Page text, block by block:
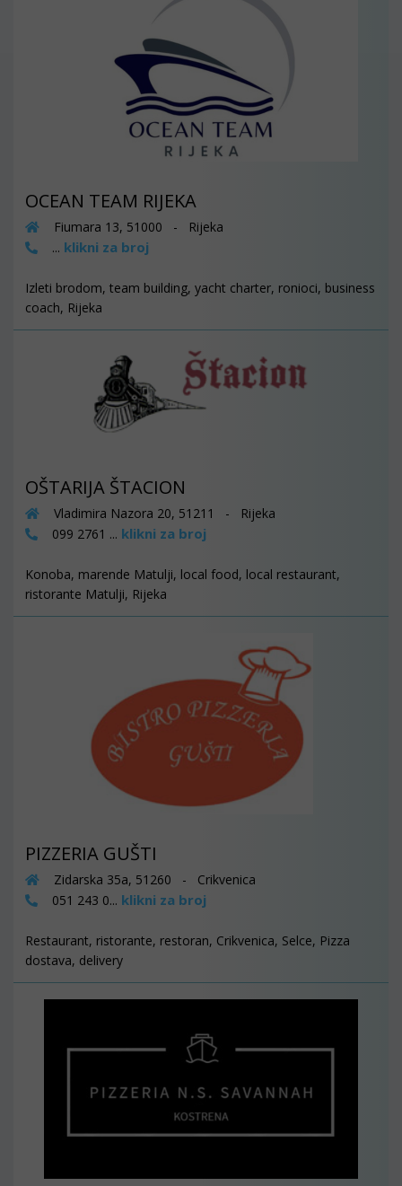
OCEAN TEAM RIJEKA
Fiumara 13, 51000 - Rijeka
... klikni za broj
Izleti brodom, team building, yacht charter, ronioci, business
coach, Rijeka
OŠTARIJA ŠTACION
Vladimira Nazora 20, 51211 - Rijeka
099 2761 ... klikni za broj
Konoba, marende Matulji, local food, local restaurant,
ristorante Matulji, Rijeka
PIZZERIA GUŠTI
Zidarska 35a, 51260 - Crikvenica
051 243 0... klikni za broj
Restaurant, ristorante, restoran, Crikvenica, Selce, Pizza
dostava, delivery